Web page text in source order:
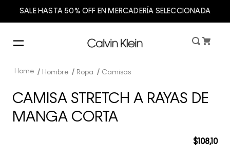
SALE HASTA 50% OFF EN MERCADERÍA SELECCIONADA
Hombre Ropa Camisas
CAMISA STRETCH A RAYAS DE
MANGA CORTA
$108,10